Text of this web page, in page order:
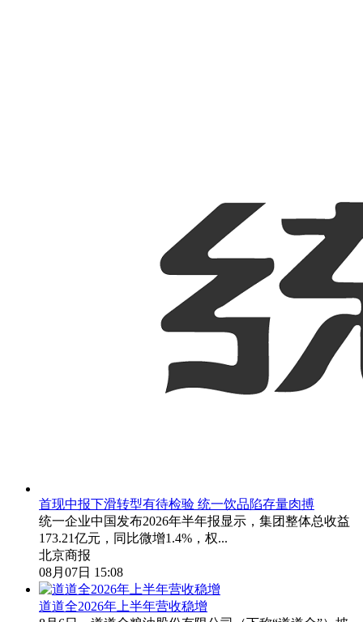
首现中报下滑转型有待检验 统一饮品陷存量肉搏
统一企业中国发布2026年半年报显示，集团整体总收益
173.21亿元，同比微增1.4%，权...
北京商报
08月07日 15:08
道道全2026年上半年营收稳增